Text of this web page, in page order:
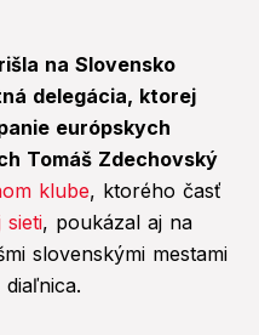
na Slovensko
delegácia, ktorej
európskych
Tomáš Zdechovský
klube, ktorého časť
sieti, poukázal aj na
slovenskými mestami